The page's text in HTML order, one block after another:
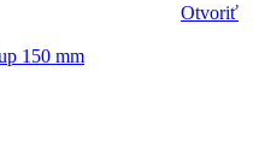
Otvoriť
150 mm